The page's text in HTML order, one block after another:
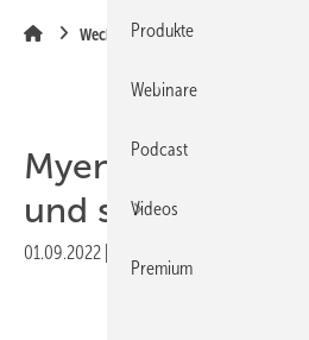
Wechselrichter
Myenergi:
und steuern
01.09.2022
Produkte
Webinare
Podcast
Videos
Premium